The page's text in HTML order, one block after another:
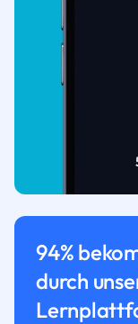
94%
durch